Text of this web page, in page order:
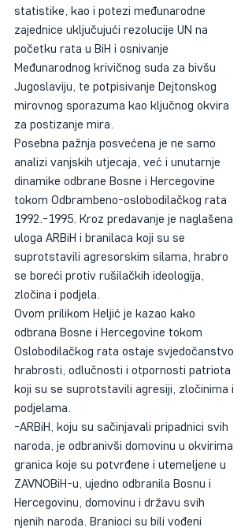
statistike, kao i potezi međunarodne
zajednice uključujući rezolucije UN na
početku rata u BiH i osnivanje
Međunarodnog krivičnog suda za bivšu
Jugoslaviju, te potpisivanje Dejtonskog
mirovnog sporazuma kao ključnog okvira
za postizanje mira.
Posebna pažnja posvećena je ne samo
analizi vanjskih utjecaja, već i unutarnje
dinamike odbrane Bosne i Hercegovine
tokom Odbrambeno-oslobodilačkog rata
1992.-1995. Kroz predavanje je naglašena
uloga ARBiH i branilaca koji su se
suprotstavili agresorskim silama, hrabro
se boreći protiv rušilačkih ideologija,
zločina i podjela.
Ovom prilikom Heljić je kazao kako
odbrana Bosne i Hercegovine tokom
Oslobodilačkog rata ostaje svjedočanstvo
hrabrosti, odlučnosti i otpornosti patriota
koji su se suprotstavili agresiji, zločinima i
podjelama.
-ARBiH, koju su sačinjavali pripadnici svih
naroda, je odbranivši domovinu u okvirima
granica koje su potvrđene i utemeljene u
ZAVNOBiH-u, ujedno odbranila Bosnu i
Hercegovinu, domovinu i državu svih
njenih naroda. Branioci su bili vođeni